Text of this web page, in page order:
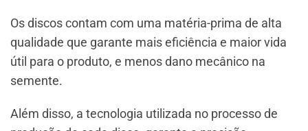
Os discos contam com uma matéria-prima de alta
qualidade que garante mais eficiência e maior vida
útil para o produto, e menos dano mecânico na
semente.
Além disso, a tecnologia utilizada no processo de